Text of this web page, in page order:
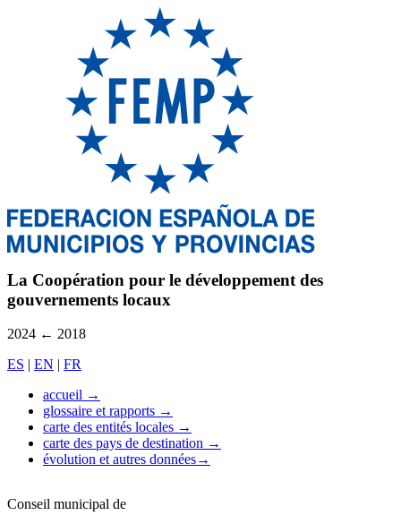
La Coopération pour le développement des
gouvernements locaux
2024 ← 2018
ES | EN | FR
accueil →
glossaire et rapports →
carte des entités locales →
carte des pays de destination →
évolution et autres données→
Conseil municipal de